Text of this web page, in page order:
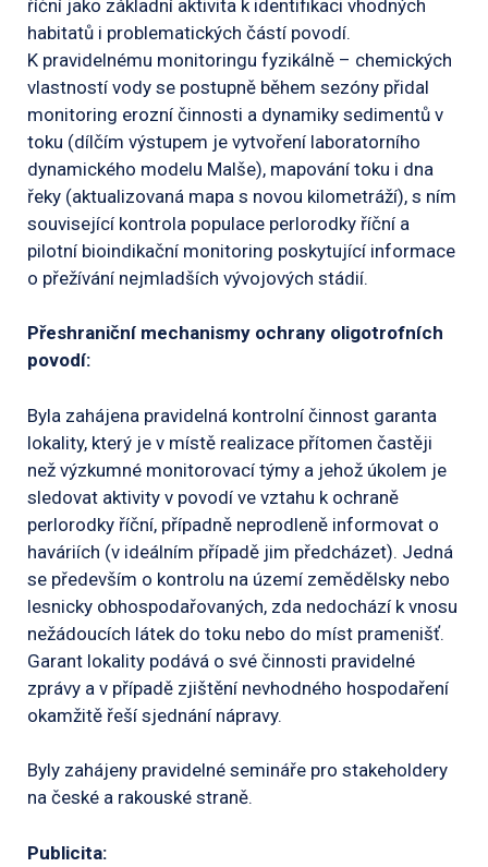
říční jako základní aktivita k identifikaci vhodných
habitatů i problematických částí povodí.
K pravidelnému monitoringu fyzikálně – chemických
vlastností vody se postupně během sezóny přidal
monitoring erozní činnosti a dynamiky sedimentů v
toku (dílčím výstupem je vytvoření laboratorního
dynamického modelu Malše), mapování toku i dna
řeky (aktualizovaná mapa s novou kilometráží), s ním
související kontrola populace perlorodky říční a
pilotní bioindikační monitoring poskytující informace
o přežívání nejmladších vývojových stádií.
Přeshraniční mechanismy ochrany oligotrofních
povodí:
Byla zahájena pravidelná kontrolní činnost garanta
lokality, který je v místě realizace přítomen častěji
než výzkumné monitorovací týmy a jehož úkolem je
sledovat aktivity v povodí ve vztahu k ochraně
perlorodky říční, případně neprodleně informovat o
haváriích (v ideálním případě jim předcházet). Jedná
se především o kontrolu na území zemědělsky nebo
lesnicky obhospodařovaných, zda nedochází k vnosu
nežádoucích látek do toku nebo do míst pramenišť.
Garant lokality podává o své činnosti pravidelné
zprávy a v případě zjištění nevhodného hospodaření
okamžitě řeší sjednání nápravy.
Byly zahájeny pravidelné semináře pro stakeholdery
na české a rakouské straně.
Publicita: